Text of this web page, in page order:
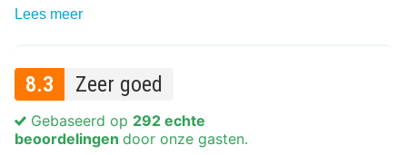
Lees meer
8.3 Zeer goed
Gebaseerd op 292 echte
beoordelingen door onze gasten.